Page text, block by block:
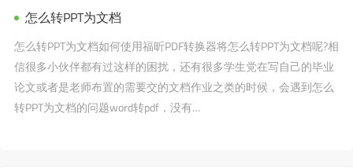
怎么转PPT为文档
怎么转PPT为文档如何使用福昕PDF转换器将怎么转PPT为文档呢?相
信很多小伙伴都有过这样的困扰，还有很多学生党在写自己的毕业
论文或者是老师布置的需要交的文档作业之类的时候，会遇到怎么
转PPT为文档的问题word转pdf，没有…